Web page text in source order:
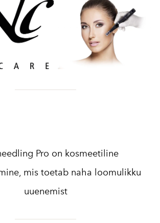
Pro on kosmeetiline
mis toetab naha loomulikku
uuenemist